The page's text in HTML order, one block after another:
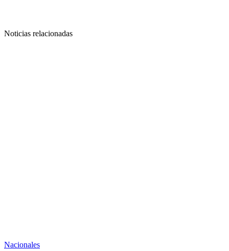
Noticias relacionadas
Nacionales